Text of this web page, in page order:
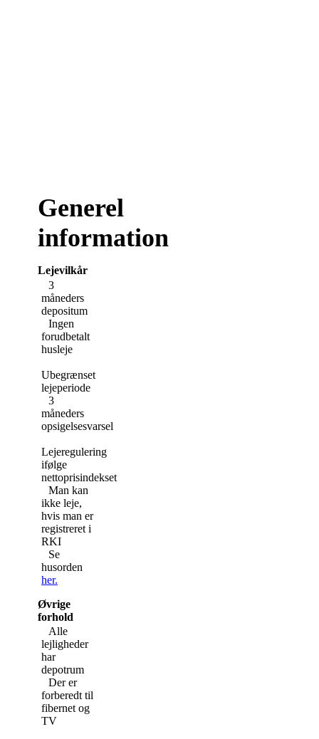
Generel
information
Lejevilkår
3
måneders
depositum
Ingen
forudbetalt
husleje
Ubegrænset
lejeperiode
3
måneders
opsigelsesvarsel
Lejeregulering
ifølge
nettoprisindekset
Man kan
ikke leje,
hvis man er
registreret i
RKI
Se
husorden
her.
Øvrige
forhold
Alle
lejligheder
har
depotrum
Der er
forberedt til
fibernet og
TV